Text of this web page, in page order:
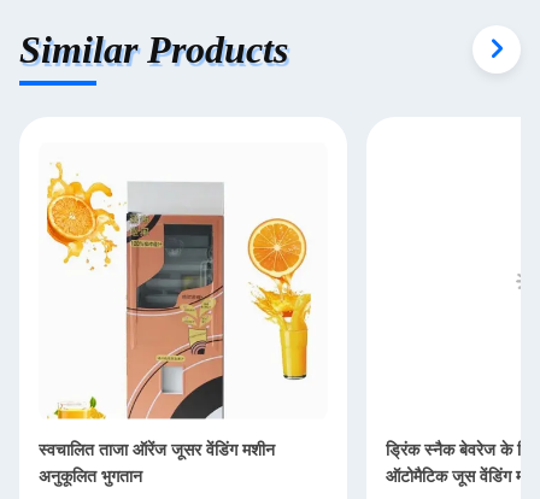
Similar Products
स्वचालित ताजा ऑरेंज जूसर वेंडिंग मशीन
अनुकूलित भुगतान
ड्रिंक स्नैक बेवरेज के लिए
ऑटोमैटिक जूस वेंडिंग